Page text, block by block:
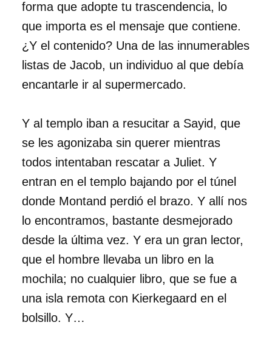
forma que adopte tu trascendencia, lo
que importa es el mensaje que contiene.
¿Y el contenido? Una de las innumerables
listas de Jacob, un individuo al que debía
encantarle ir al supermercado.
Y al templo iban a resucitar a Sayid, que
se les agonizaba sin querer mientras
todos intentaban rescatar a Juliet. Y
entran en el templo bajando por el túnel
donde Montand perdió el brazo. Y allí nos
lo encontramos, bastante desmejorado
desde la última vez. Y era un gran lector,
que el hombre llevaba un libro en la
mochila; no cualquier libro, que se fue a
una isla remota con Kierkegaard en el
bolsillo. Y…